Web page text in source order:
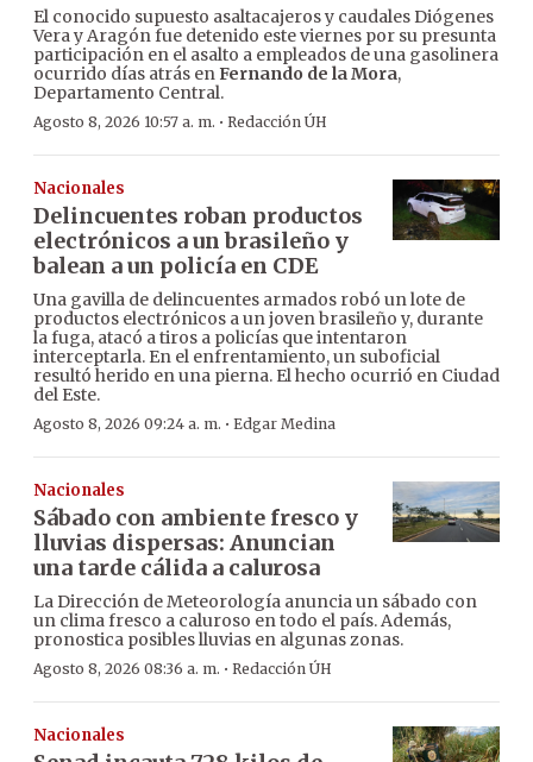
El conocido supuesto asaltacajeros y caudales Diógenes
Vera y Aragón fue detenido este viernes por su presunta
participación en el asalto a empleados de una gasolinera
ocurrido días atrás enFernando de la Mora,
Departamento Central.
Agosto 8, 2026 10:57 a. m. · Redacción ÚH
Nacionales
Delincuentes roban productos
electrónicos a un brasileño y
balean a un policía en CDE
Una gavilla de delincuentes armados robó un lote de
productos electrónicos a un joven brasileño y, durante
la fuga, atacó a tiros a policías que intentaron
interceptarla. En el enfrentamiento, un suboficial
resultó herido en una pierna. El hecho ocurrió en Ciudad
del Este.
Agosto 8, 2026 09:24 a. m. · Edgar Medina
Nacionales
Sábado con ambiente fresco y
lluvias dispersas: Anuncian
una tarde cálida a calurosa
La Dirección de Meteorología anuncia un sábado con
un clima fresco a caluroso en todo el país. Además,
pronostica posibles lluvias en algunas zonas.
Agosto 8, 2026 08:36 a. m. · Redacción ÚH
Nacionales